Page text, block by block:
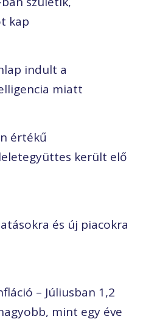
kap
indult a
miatt
értékű
került elő
és új piacokra
– Júliusban 1,2
mint egy éve